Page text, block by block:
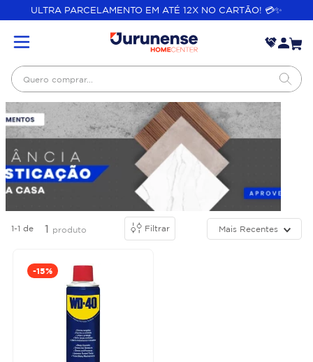
ULTRA PARCELAMENTO EM ATÉ 12X NO CARTÃO! 💳✨
Quero comprar...
1-1 de 1 produto Filtrar Mais Recentes
-15%